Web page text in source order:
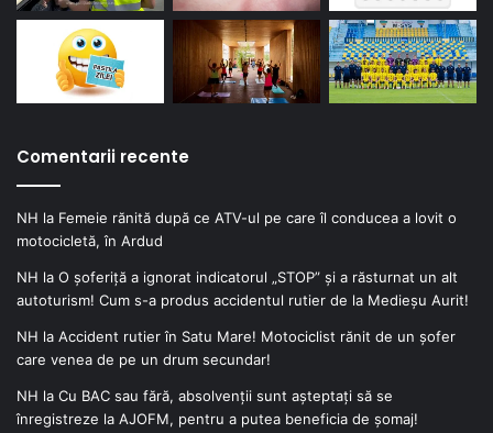
Comentarii recente
NH la Femeie rănită după ce ATV-ul pe care îl conducea a lovit o
motocicletă, în Ardud
NH la O șoferiță a ignorat indicatorul „STOP” și a răsturnat un alt
autoturism! Cum s-a produs accidentul rutier de la Medieșu Aurit!
NH la Accident rutier în Satu Mare! Motociclist rănit de un șofer
care venea de pe un drum secundar!
NH la Cu BAC sau fără, absolvenții sunt așteptați să se
înregistreze la AJOFM, pentru a putea beneficia de șomaj!